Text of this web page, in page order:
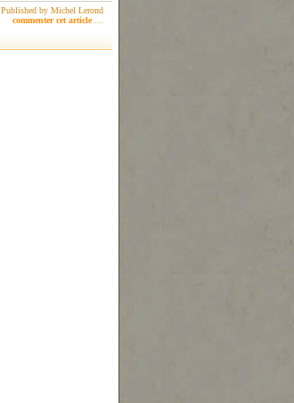
Published by Michel Lerond
commenter cet article